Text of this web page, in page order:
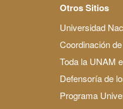
Otros Sitios
Universidad
Coordinación
Toda la UNAM
Defensoría de
Programa